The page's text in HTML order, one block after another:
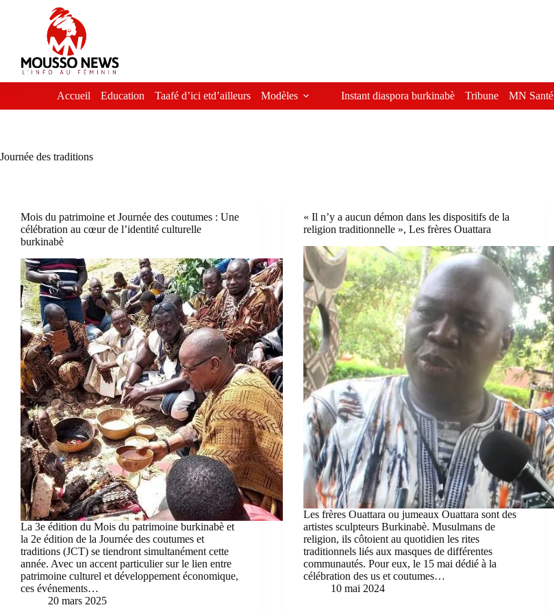
Accueil Education Taafé d’ici etd’ailleurs Modèles Instant diaspora burkinabè Tribune MN Santé
Journée des traditions
Mois du patrimoine et Journée des coutumes : Une
célébration au cœur de l’identité culturelle
burkinabè
La 3e édition du Mois du patrimoine burkinabè et
la 2e édition de la Journée des coutumes et
traditions (JCT) se tiendront simultanément cette
année. Avec un accent particulier sur le lien entre
patrimoine culturel et développement économique,
ces événements…
20 mars 2025
« Il n’y a aucun démon dans les dispositifs de la
religion traditionnelle », Les frères Ouattara
Les frères Ouattara ou jumeaux Ouattara sont des
artistes sculpteurs Burkinabè. Musulmans de
religion, ils côtoient au quotidien les rites
traditionnels liés aux masques de différentes
communautés. Pour eux, le 15 mai dédié à la
célébration des us et coutumes…
10 mai 2024